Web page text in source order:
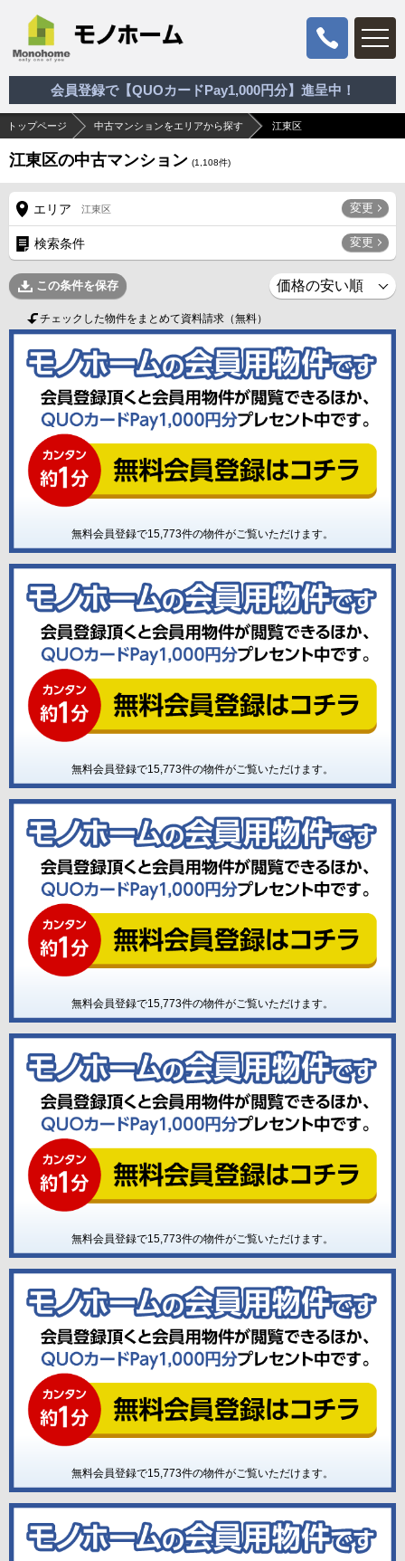
会員登録で【QUOカードPay1,000円分】進呈中！
トップページ 中古マンションをエリアから探す 江東区
江東区の中古マンション (1,108件)
エリア 江東区 変更
検索条件 変更
この条件を保存
チェックした物件をまとめて資料請求（無料）
無料会員登録で15,773件の物件がご覧いただけます。
無料会員登録で15,773件の物件がご覧いただけます。
無料会員登録で15,773件の物件がご覧いただけます。
無料会員登録で15,773件の物件がご覧いただけます。
無料会員登録で15,773件の物件がご覧いただけます。